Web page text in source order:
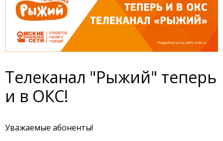
Телеканал "Рыжий" теперь
и в ОКС!
Уважаемые абоненты!